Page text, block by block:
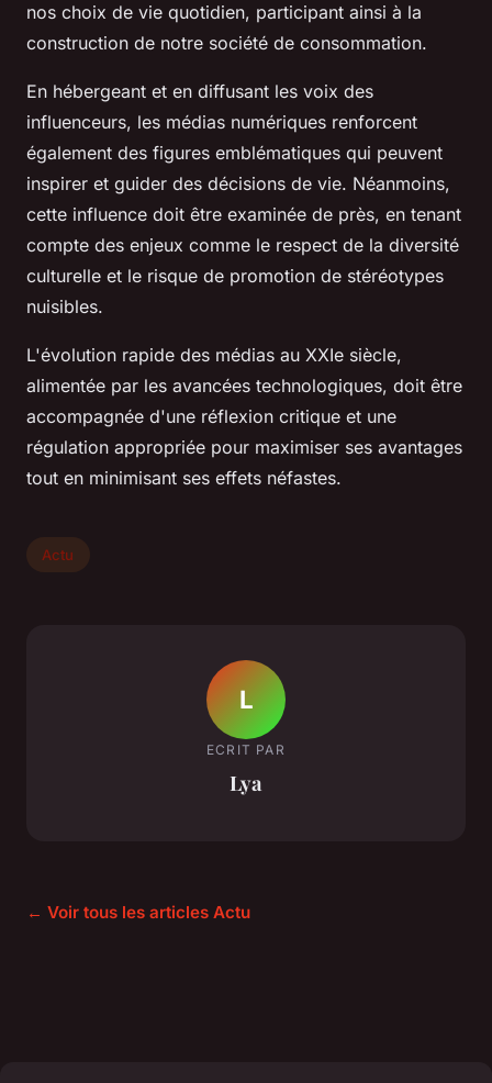
nos choix de vie quotidien, participant ainsi à la
construction de notre société de consommation.
En hébergeant et en diffusant les voix des
influenceurs, les médias numériques renforcent
également des figures emblématiques qui peuvent
inspirer et guider des décisions de vie. Néanmoins,
cette influence doit être examinée de près, en tenant
compte des enjeux comme le respect de la diversité
culturelle et le risque de promotion de stéréotypes
nuisibles.
L'évolution rapide des médias au XXIe siècle,
alimentée par les avancées technologiques, doit être
accompagnée d'une réflexion critique et une
régulation appropriée pour maximiser ses avantages
tout en minimisant ses effets néfastes.
Actu
L
ECRIT PAR
Lya
← Voir tous les articles Actu